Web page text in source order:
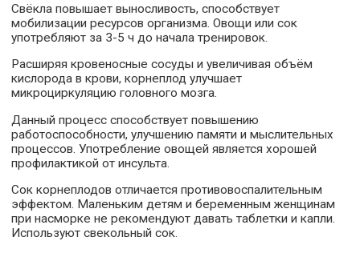
Свёкла повышает выносливость, способствует
мобилизации ресурсов организма. Овощи или сок
употребляют за 3-5 ч до начала тренировок.
Расширяя кровеносные сосуды и увеличивая объём
кислорода в крови, корнеплод улучшает
микроциркуляцию головного мозга.
Данный процесс способствует повышению
работоспособности, улучшению памяти и мыслительных
процессов. Употребление овощей является хорошей
профилактикой от инсульта.
Сок корнеплодов отличается противовоспалительным
эффектом. Маленьким детям и беременным женщинам
при насморке не рекомендуют давать таблетки и капли.
Используют свекольный сок.